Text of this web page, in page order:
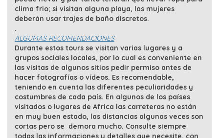
clima frio; si visitan alguna playa, las mujeres
deberán usar trajes de baño discretos.
.
ALGUMAS RECOMENDACIONES
Durante estos tours se visitan varias lugares y a
grupos sociales locales, por lo cual es conveniente en
las visitas de algunos sitios pedir permiso antes de
hacer fotografías o vídeos. Es recomendable,
teniendo en cuenta las diferentes peculiaridades y
costumbres de cada país. En algunos de los países
visitados o lugares de Africa las carreteras no están
en muy buen estado, las distancias algunas veces son
cortas pero se demora mucho. Consulte siempre
todas las informaciones y detalles que necesite, con